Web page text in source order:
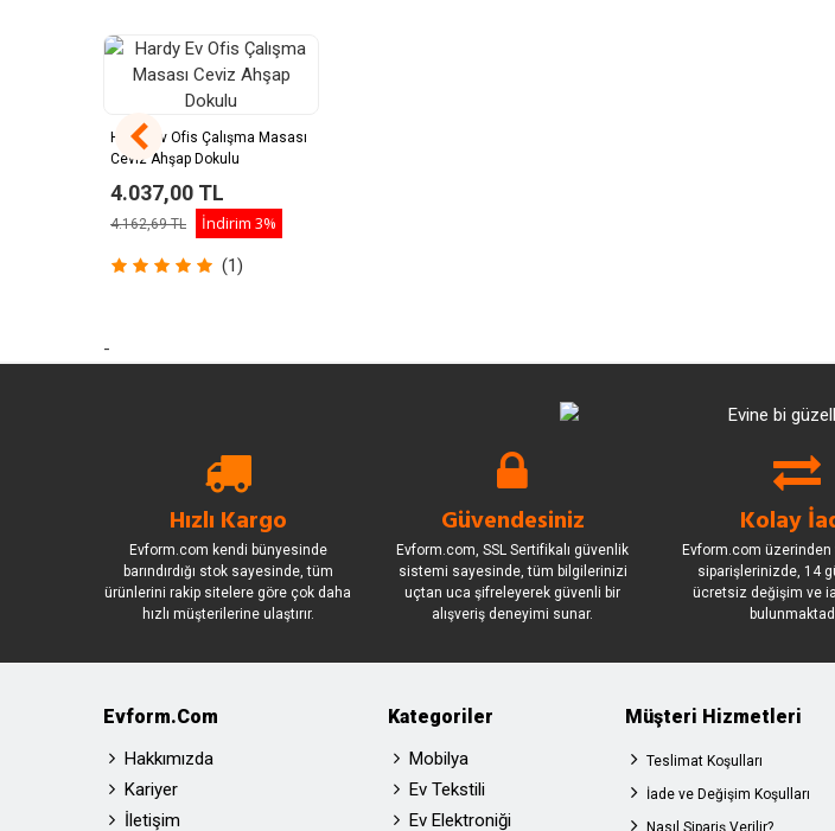
Hardy Ev Ofis Çalışma Masası
Ceviz Ahşap Dokulu
4.037,00 TL
4.162,69 TL İndirim 3%
(1)
-
Hızlı Kargo
Evform.com kendi bünyesinde
barındırdığı stok sayesinde, tüm
ürünlerini rakip sitelere göre çok daha
hızlı müşterilerine ulaştırır.
Güvendesiniz
Evform.com, SSL Sertifikalı güvenlik
sistemi sayesinde, tüm bilgilerinizi
uçtan uca şifreleyerek güvenli bir
alışveriş deneyimi sunar.
Kolay
Evform.com
siparişlerinizde, 14
ücretsiz değişim ve
Evform.com
Hakkımızda
Kariyer
İletişim
Kategoriler
Mobilya
Ev Tekstili
Ev Elektroniği
Müşteri Hizmetleri
Teslimat Koşulları
İade ve Değişim Koşulları
Nasıl Sipariş Verilir?